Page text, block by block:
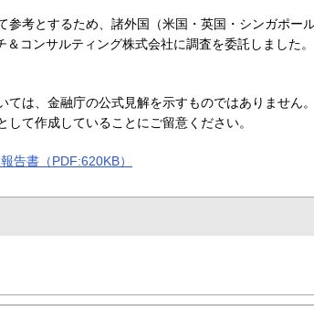
考とするため、諸外国（米国・英国・シンガポー
コンサルティング株式会社に調査を委託しました。
は、金融庁の公式見解を示すものではありません
て作成していることにご留意ください。
告書（PDF:620KB）